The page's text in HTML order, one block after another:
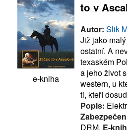
e-kniha
to v
Autor: Slik
Již jako
ostatní. A
texaském
a jeho život
western, u
ti, kteří
Popis:
DRM, E-